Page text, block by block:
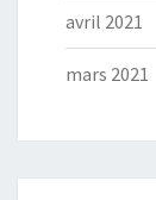
avril 2021
mars 2021